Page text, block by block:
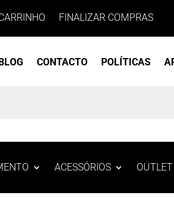
FINALIZAR COMPRAS
CONTACTO POLÍTICAS
ACESSÓRIOS OUTLET